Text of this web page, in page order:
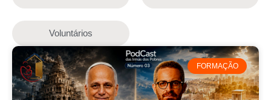
Voluntários
FORMAÇÃO